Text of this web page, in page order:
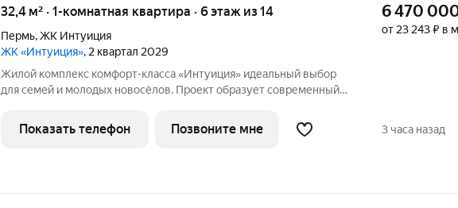
32,4 м² · 1-комнатная квартира · 6 этаж из 14
Пермь,ЖК Интуиция
ЖК «Интуиция», 2 квартал 2029
Жилой комплекс комфорт-класса «Интуиция» идеальный выбор
для семей и молодых новосёлов. Проект образует современный
Беляева - Одоевского. Новый жилой комплекс гармонично вписан
в сложившуюся
6 470
от 23 243 ₽ в
Показать телефон Позвоните мне 3 часа назад